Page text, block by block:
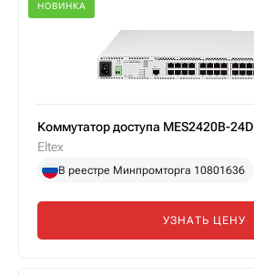
НОВИНКА
Коммутатор доступа MES2420B-24D
Eltex
В реестре Минпромторга 10801636
УЗНАТЬ ЦЕНУ